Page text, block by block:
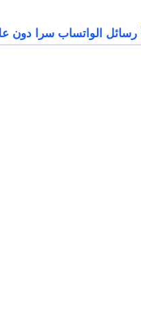
رسائل الواتساب سرا دون